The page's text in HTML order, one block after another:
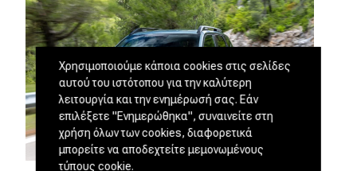
Χρησιμοποιούμε κάποια cookies στις σελίδες
αυτού του ιστότοπου για την καλύτερη
λειτουργία και την ενημέρωσή σας. Εάν
επιλέξετε "Ενημερώθηκα", συναινείτε στη
χρήση όλων των cookies, διαφορετικά
μπορείτε να αποδεχτείτε μεμονωμένους
τύπους cookie.